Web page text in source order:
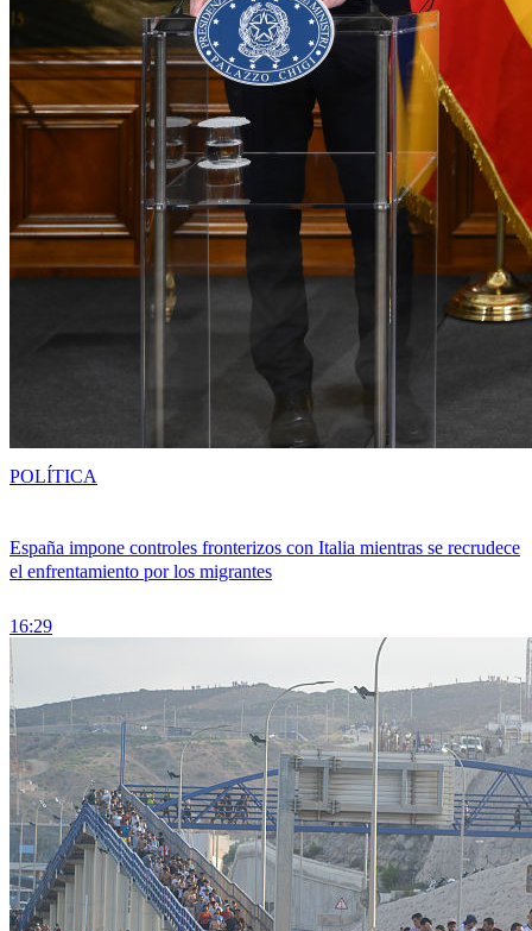
España impone controles fronterizos con Italia mientras se recrudece
el enfrentamiento por los migrantes
16:29
POLÍTICA